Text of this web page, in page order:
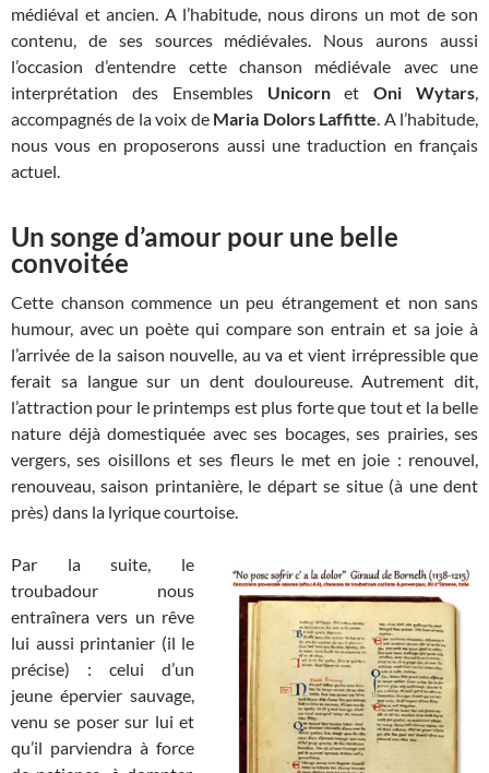
médiéval et ancien. A l’habitude, nous dirons un mot de son
contenu, de ses sources médiévales. Nous aurons aussi
l’occasion d’entendre cette chanson médiévale avec une
interprétation des Ensembles UnicornetOni Wytars,
accompagnés de la voix de Maria Dolors Laffitte. A l’habitude,
nous vous en proposerons aussi une traduction en français
actuel.
Un songe d’amour pour une belle
convoitée
Cette chanson commence un peu étrangement et non sans
humour, avec un poète qui compare son entrain et sa joie à
l’arrivée de la saison nouvelle, au va et vient irrépressible que
ferait sa langue sur un dent douloureuse. Autrement dit,
l’attraction pour le printemps est plus forte que tout et la belle
nature déjà domestiquée avec ses bocages, ses prairies, ses
vergers, ses oisillons et ses fleurs le met en joie : renouvel,
renouveau, saison printanière, le départ se situe (à une dent
près) dans la lyrique courtoise.
Par la suite, le
troubadour nous
entraînera vers un rêve
lui aussi printanier (il le
précise) : celui d’un
jeune épervier sauvage,
venu se poser sur lui et
qu’il parviendra à force